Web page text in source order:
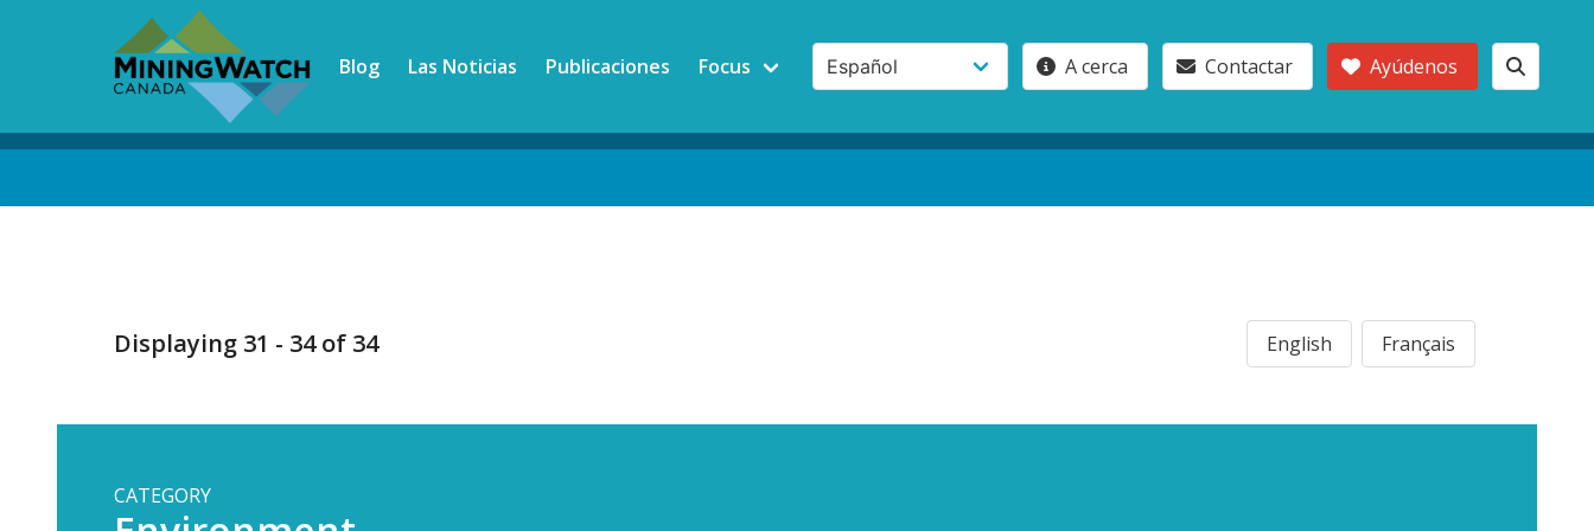
Blog Las Noticias Publicaciones Focus A cerca Contactar Ayúdenos
Displaying 31 - 34 of 34 English Français
CATEGORY